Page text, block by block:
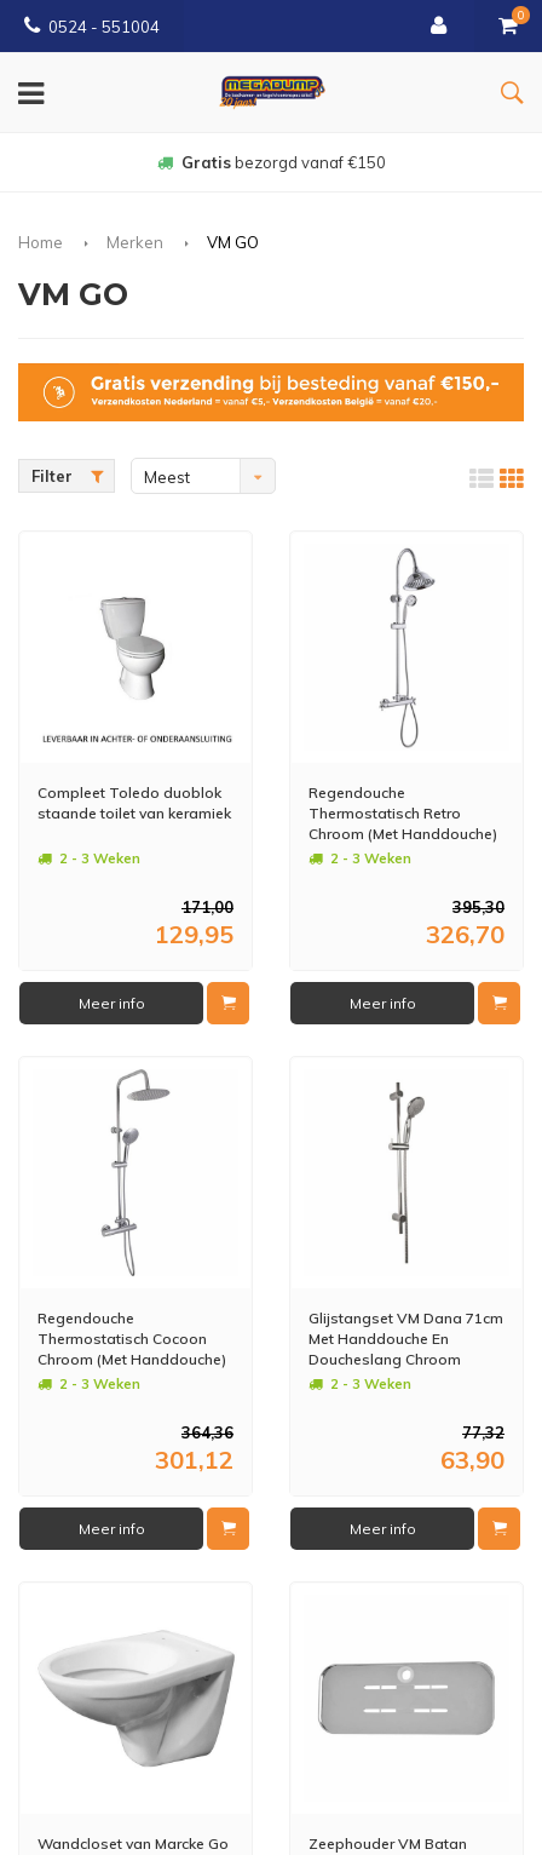
0524 - 551004
0
Gratisbezorgd vanaf €150
Home Merken VM GO
VM GO
Filter
Meest
Compleet Toledo duoblok
staande toilet van keramiek
2 - 3 Weken
171,00
129,95
Meer info
Regendouche
Thermostatisch Retro
Chroom (Met Handdouche)
2 - 3 Weken
395,30
326,70
Meer info
Regendouche
Thermostatisch Cocoon
Chroom (Met Handdouche)
2 - 3 Weken
364,36
301,12
Meer info
Glijstangset VM Dana 71cm
Met Handdouche En
Doucheslang Chroom
Antikalk Stop Functie
2 - 3 Weken
77,32
63,90
Meer info
Wandcloset van Marcke Go
Zeephouder VM Batan